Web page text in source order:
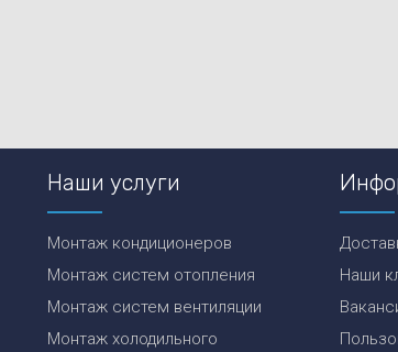
Наши услуги
Монтаж кондиционеров
Монтаж систем отопления
Монтаж систем вентиляции
Монтаж холодильного
Наши